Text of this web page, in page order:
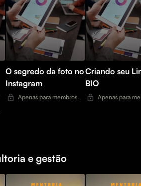
O segredo da foto no
Instagram
Apenas para membros.
Criando seu
BIO
Apenas para
e gestão